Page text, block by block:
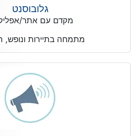
גלובוסנט
מקדם עם אתר/
מתמחה בתיירות ונופש,